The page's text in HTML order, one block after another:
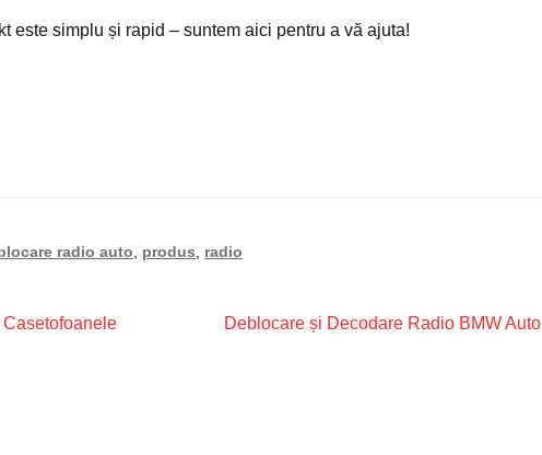
este simplu și rapid – suntem aici pentru a vă ajuta!
radio auto produs radio
Articolul
Deblocare și Decodare Radio BMW Auto